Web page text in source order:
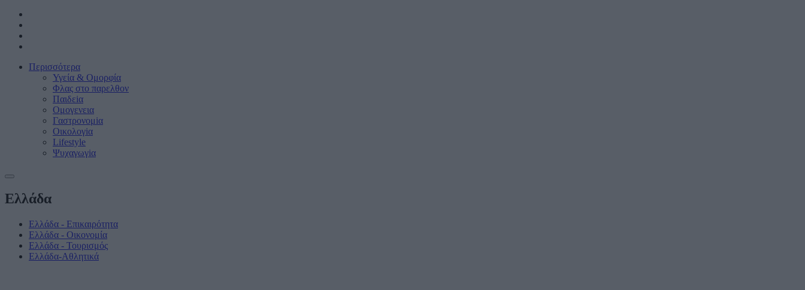
Περισσότερα
Υγεία & Oμορφία
Φλας στο παρελθον
Παιδεiα
Ομογενεια
Γαστρονομiα
Οικολογiα
Lifestyle
Ψυχαγωγiα
Ελλάδα
Ελλάδα - Επικαιρότητα
Ελλάδα - Οικονομία
Ελλάδα - Τουρισμός
Ελλάδα-Αθλητικά